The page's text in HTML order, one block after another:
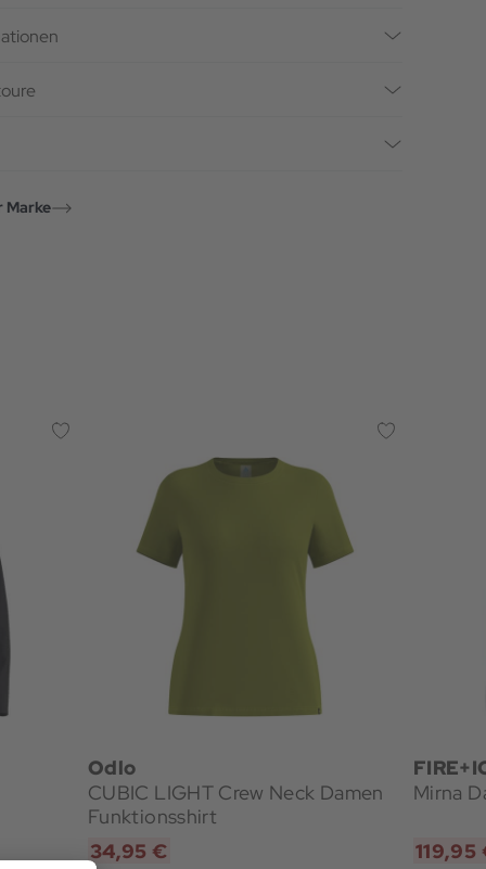
Marke
Odlo
CUBIC LIGHT Crew Neck Damen
Funktionsshirt
34,95 €
Mirna
119,95